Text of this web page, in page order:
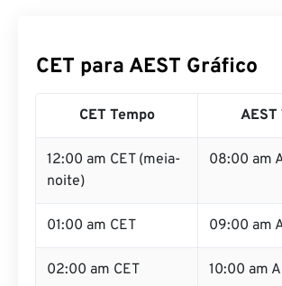
CET para AEST Gráfico
CET Tempo AEST
12:00 am CET (meia-
noite)
08:00 am
01:00 am CET 09:00 am
02:00 am CET 10:00 am